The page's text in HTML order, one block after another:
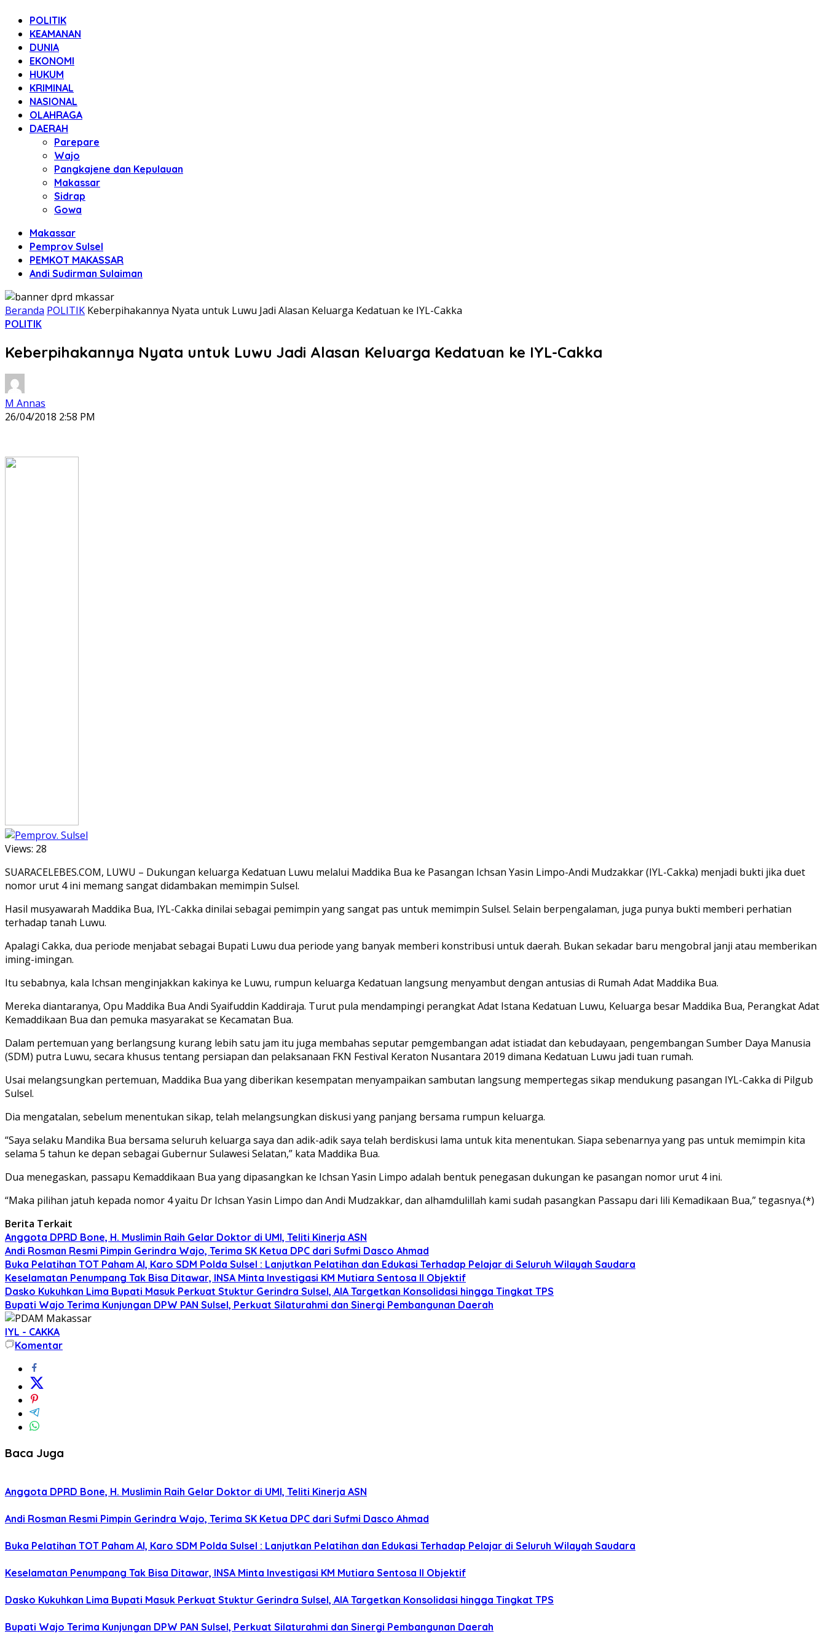
POLITIK
KEAMANAN
DUNIA
EKONOMI
HUKUM
KRIMINAL
NASIONAL
OLAHRAGA
DAERAH
Parepare
Wajo
Pangkajene dan Kepulauan
Makassar
Sidrap
Gowa
Makassar
Pemprov Sulsel
PEMKOT MAKASSAR
Andi Sudirman Sulaiman
Beranda POLITIK Keberpihakannya Nyata untuk Luwu Jadi Alasan Keluarga Kedatuan ke IYL-Cakka
POLITIK
Keberpihakannya Nyata untuk Luwu Jadi Alasan Keluarga Kedatuan ke IYL-Cakka
M Annas
26/04/2018 2:58 PM
Views: 28
SUARACELEBES.COM, LUWU – Dukungan keluarga Kedatuan Luwu melalui Maddika Bua ke Pasangan Ichsan Yasin Limpo-Andi Mudzakkar (IYL-Cakka) menjadi bukti jika duet
nomor urut 4 ini memang sangat didambakan memimpin Sulsel.
Hasil musyawarah Maddika Bua, IYL-Cakka dinilai sebagai pemimpin yang sangat pas untuk memimpin Sulsel. Selain berpengalaman, juga punya bukti memberi perhatian
terhadap tanah Luwu.
Apalagi Cakka, dua periode menjabat sebagai Bupati Luwu dua periode yang banyak memberi konstribusi untuk daerah. Bukan sekadar baru mengobral janji atau memberikan
iming-imingan.
Itu sebabnya, kala Ichsan menginjakkan kakinya ke Luwu, rumpun keluarga Kedatuan langsung menyambut dengan antusias di Rumah Adat Maddika Bua.
Mereka diantaranya, Opu Maddika Bua Andi Syaifuddin Kaddiraja. Turut pula mendampingi perangkat Adat Istana Kedatuan Luwu, Keluarga besar Maddika Bua, Perangkat Adat
Kemaddikaan Bua dan pemuka masyarakat se Kecamatan Bua.
Dalam pertemuan yang berlangsung kurang lebih satu jam itu juga membahas seputar pemgembangan adat istiadat dan kebudayaan, pengembangan Sumber Daya Manusia
(SDM) putra Luwu, secara khusus tentang persiapan dan pelaksanaan FKN Festival Keraton Nusantara 2019 dimana Kedatuan Luwu jadi tuan rumah.
Usai melangsungkan pertemuan, Maddika Bua yang diberikan kesempatan menyampaikan sambutan langsung mempertegas sikap mendukung pasangan IYL-Cakka di Pilgub
Sulsel.
Dia mengatalan, sebelum menentukan sikap, telah melangsungkan diskusi yang panjang bersama rumpun keluarga.
“Saya selaku Mandika Bua bersama seluruh keluarga saya dan adik-adik saya telah berdiskusi lama untuk kita menentukan. Siapa sebenarnya yang pas untuk memimpin kita
selama 5 tahun ke depan sebagai Gubernur Sulawesi Selatan,” kata Maddika Bua.
Dua menegaskan, passapu Kemaddikaan Bua yang dipasangkan ke Ichsan Yasin Limpo adalah bentuk penegasan dukungan ke pasangan nomor urut 4 ini.
“Maka pilihan jatuh kepada nomor 4 yaitu Dr Ichsan Yasin Limpo dan Andi Mudzakkar, dan alhamdulillah kami sudah pasangkan Passapu dari lili Kemadikaan Bua,” tegasnya.(*)
Berita Terkait
Anggota DPRD Bone, H. Muslimin Raih Gelar Doktor di UMI, Teliti Kinerja ASN
Andi Rosman Resmi Pimpin Gerindra Wajo, Terima SK Ketua DPC dari Sufmi Dasco Ahmad
Buka Pelatihan TOT Paham AI, Karo SDM Polda Sulsel : Lanjutkan Pelatihan dan Edukasi Terhadap Pelajar di Seluruh Wilayah Saudara
Keselamatan Penumpang Tak Bisa Ditawar, INSA Minta Investigasi KM Mutiara Sentosa II Objektif
Dasko Kukuhkan Lima Bupati Masuk Perkuat Stuktur Gerindra Sulsel, AIA Targetkan Konsolidasi hingga Tingkat TPS
Bupati Wajo Terima Kunjungan DPW PAN Sulsel, Perkuat Silaturahmi dan Sinergi Pembangunan Daerah
IYL - CAKKA
Komentar
Baca Juga
Anggota DPRD Bone, H. Muslimin Raih Gelar Doktor di UMI, Teliti Kinerja ASN
Andi Rosman Resmi Pimpin Gerindra Wajo, Terima SK Ketua DPC dari Sufmi Dasco Ahmad
Buka Pelatihan TOT Paham AI, Karo SDM Polda Sulsel : Lanjutkan Pelatihan dan Edukasi Terhadap Pelajar di Seluruh Wilayah Saudara
Keselamatan Penumpang Tak Bisa Ditawar, INSA Minta Investigasi KM Mutiara Sentosa II Objektif
Dasko Kukuhkan Lima Bupati Masuk Perkuat Stuktur Gerindra Sulsel, AIA Targetkan Konsolidasi hingga Tingkat TPS
Bupati Wajo Terima Kunjungan DPW PAN Sulsel, Perkuat Silaturahmi dan Sinergi Pembangunan Daerah